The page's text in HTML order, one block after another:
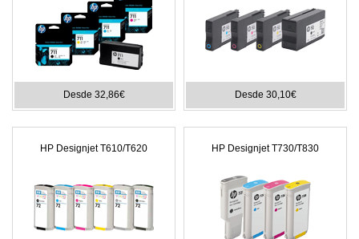
Desde 32,86€ Desde 30,10€
HP Designjet T610/T620 HP Designjet T730/T830